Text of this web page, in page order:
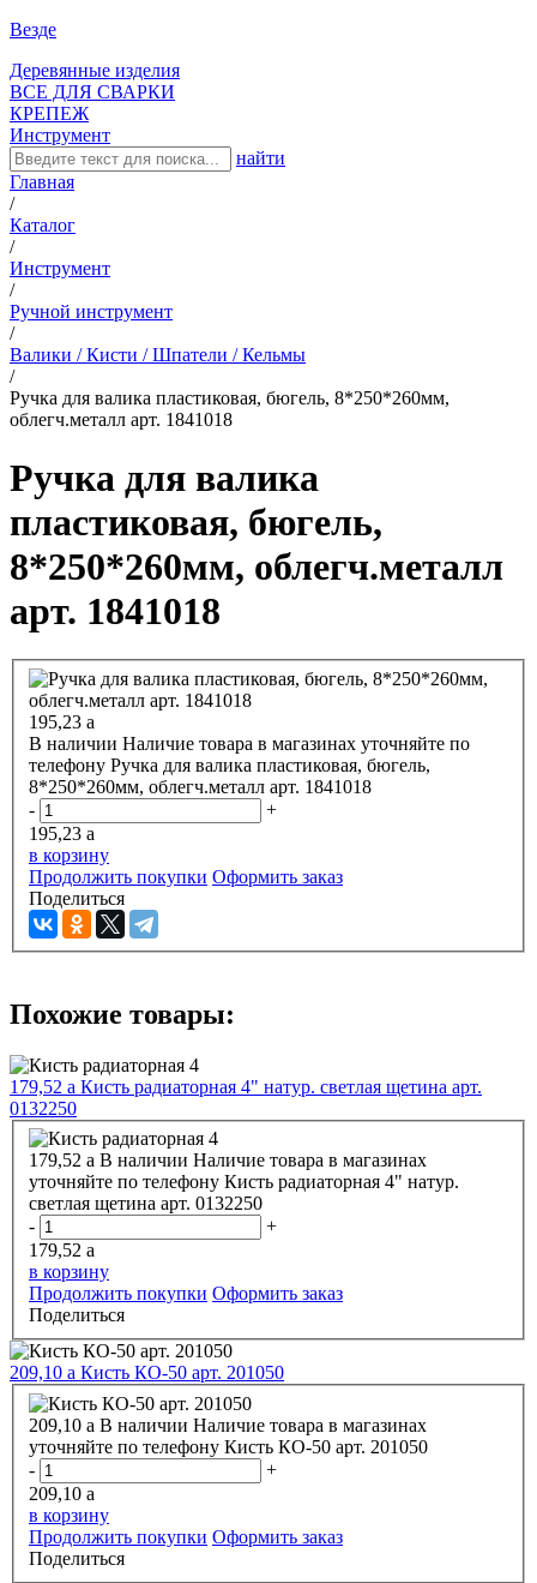
Везде
Деревянные изделия
ВСЕ ДЛЯ СВАРКИ
КРЕПЕЖ
Инструмент
найти
Главная
/
Каталог
/
Инструмент
/
Ручной инструмент
/
Валики / Кисти / Шпатели / Кельмы
/
Ручка для валика пластиковая, бюгель, 8*250*260мм,
облегч.металл арт. 1841018
Ручка для валика
пластиковая, бюгель,
8*250*260мм, облегч.металл
арт. 1841018
195,23 a
В наличии Наличие товара в магазинах уточняйте по
телефону Ручка для валика пластиковая, бюгель,
8*250*260мм, облегч.металл арт. 1841018
-
+
195,23 a
в корзину
Продолжить покупки Оформить заказ
Поделиться
Похожие товары:
179,52 a Кисть радиаторная 4" натур. светлая щетина арт.
0132250
179,52 a В наличии Наличие товара в магазинах
уточняйте по телефону Кисть радиаторная 4" натур.
светлая щетина арт. 0132250
-
+
179,52 a
в корзину
Продолжить покупки Оформить заказ
Поделиться
209,10 a Кисть КО-50 арт. 201050
209,10 a В наличии Наличие товара в магазинах
уточняйте по телефону Кисть КО-50 арт. 201050
-
+
209,10 a
в корзину
Продолжить покупки Оформить заказ
Поделиться